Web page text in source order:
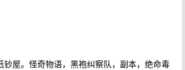
钞屋。怪奇物语，黑袍纠察队，副本，绝命毒